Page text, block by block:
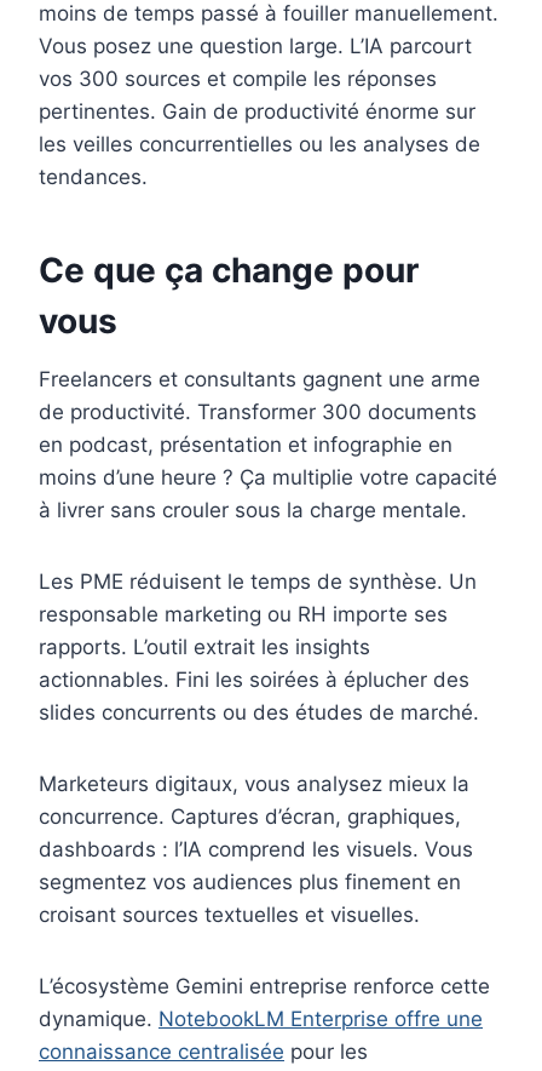
moins de temps passé à fouiller manuellement.
Vous posez une question large. L’IA parcourt
vos 300 sources et compile les réponses
pertinentes. Gain de productivité énorme sur
les veilles concurrentielles ou les analyses de
tendances.
Ce que ça change pour
vous
Freelancers et consultants gagnent une arme
de productivité. Transformer 300 documents
en podcast, présentation et infographie en
moins d’une heure ? Ça multiplie votre capacité
à livrer sans crouler sous la charge mentale.
Les PME réduisent le temps de synthèse. Un
responsable marketing ou RH importe ses
rapports. L’outil extrait les insights
actionnables. Fini les soirées à éplucher des
slides concurrents ou des études de marché.
Marketeurs digitaux, vous analysez mieux la
concurrence. Captures d’écran, graphiques,
dashboards : l’IA comprend les visuels. Vous
segmentez vos audiences plus finement en
croisant sources textuelles et visuelles.
L’écosystème Gemini entreprise renforce cette
dynamique. NotebookLM Enterprise offre une
connaissance centralisée pour les